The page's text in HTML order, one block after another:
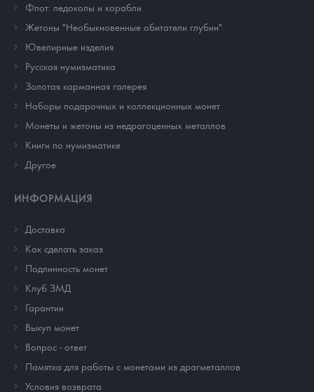
Флот: ледоколы и корабли
Жетоны "Необыкновенные обитатели глубин"
Ювелирные изделия
Русская нумизматика
Золотая карманная галерея
Наборы подарочных и коллекционных монет
Монеты и жетоны из недрагоценных металлов
Книги по нумизматике
Другое
ИНФОРМАЦИЯ
Доставка
Как сделать заказ
Подлинность монет
Клуб ЗМД
Гарантии
Выкуп монет
Вопрос - ответ
Памятка для работы с монетами из драгметаллов
Условия возврата